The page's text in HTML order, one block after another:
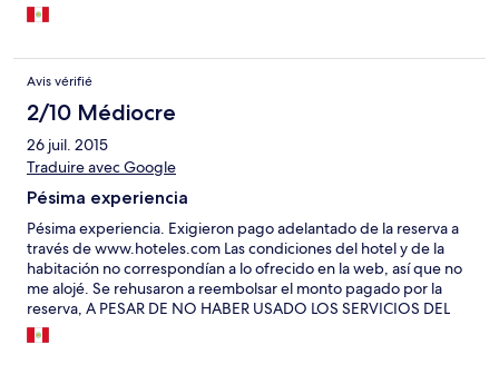
Avis vérifié
2/10 Médiocre
26 juil. 2015
Traduire avec Google
Pésima experiencia
Pésima experiencia. Exigieron pago adelantado de la reserva a
través de www.hoteles.com Las condiciones del hotel y de la
habitación no correspondían a lo ofrecido en la web, así que no
me alojé. Se rehusaron a reembolsar el monto pagado por la
reserva, A PESAR DE NO HABER USADO LOS SERVICIOS DEL
HOTEL.